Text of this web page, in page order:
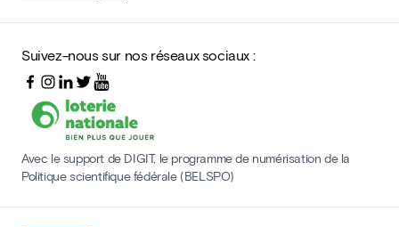
Suivez-nous sur nos réseaux sociaux :
Avec le support de DIGIT, le programme de numérisation de la
Politique scientifique fédérale (BELSPO)